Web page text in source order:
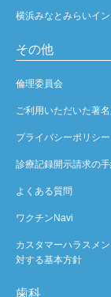
横浜みなとみらいイ
その他
倫理委員会
ご利用いただいた著名
プライバシーポリシー
診療記録開示請求の手
よくある質問
ワクチンNavi
カスタマーハラスメ
対する基本方針
歯科